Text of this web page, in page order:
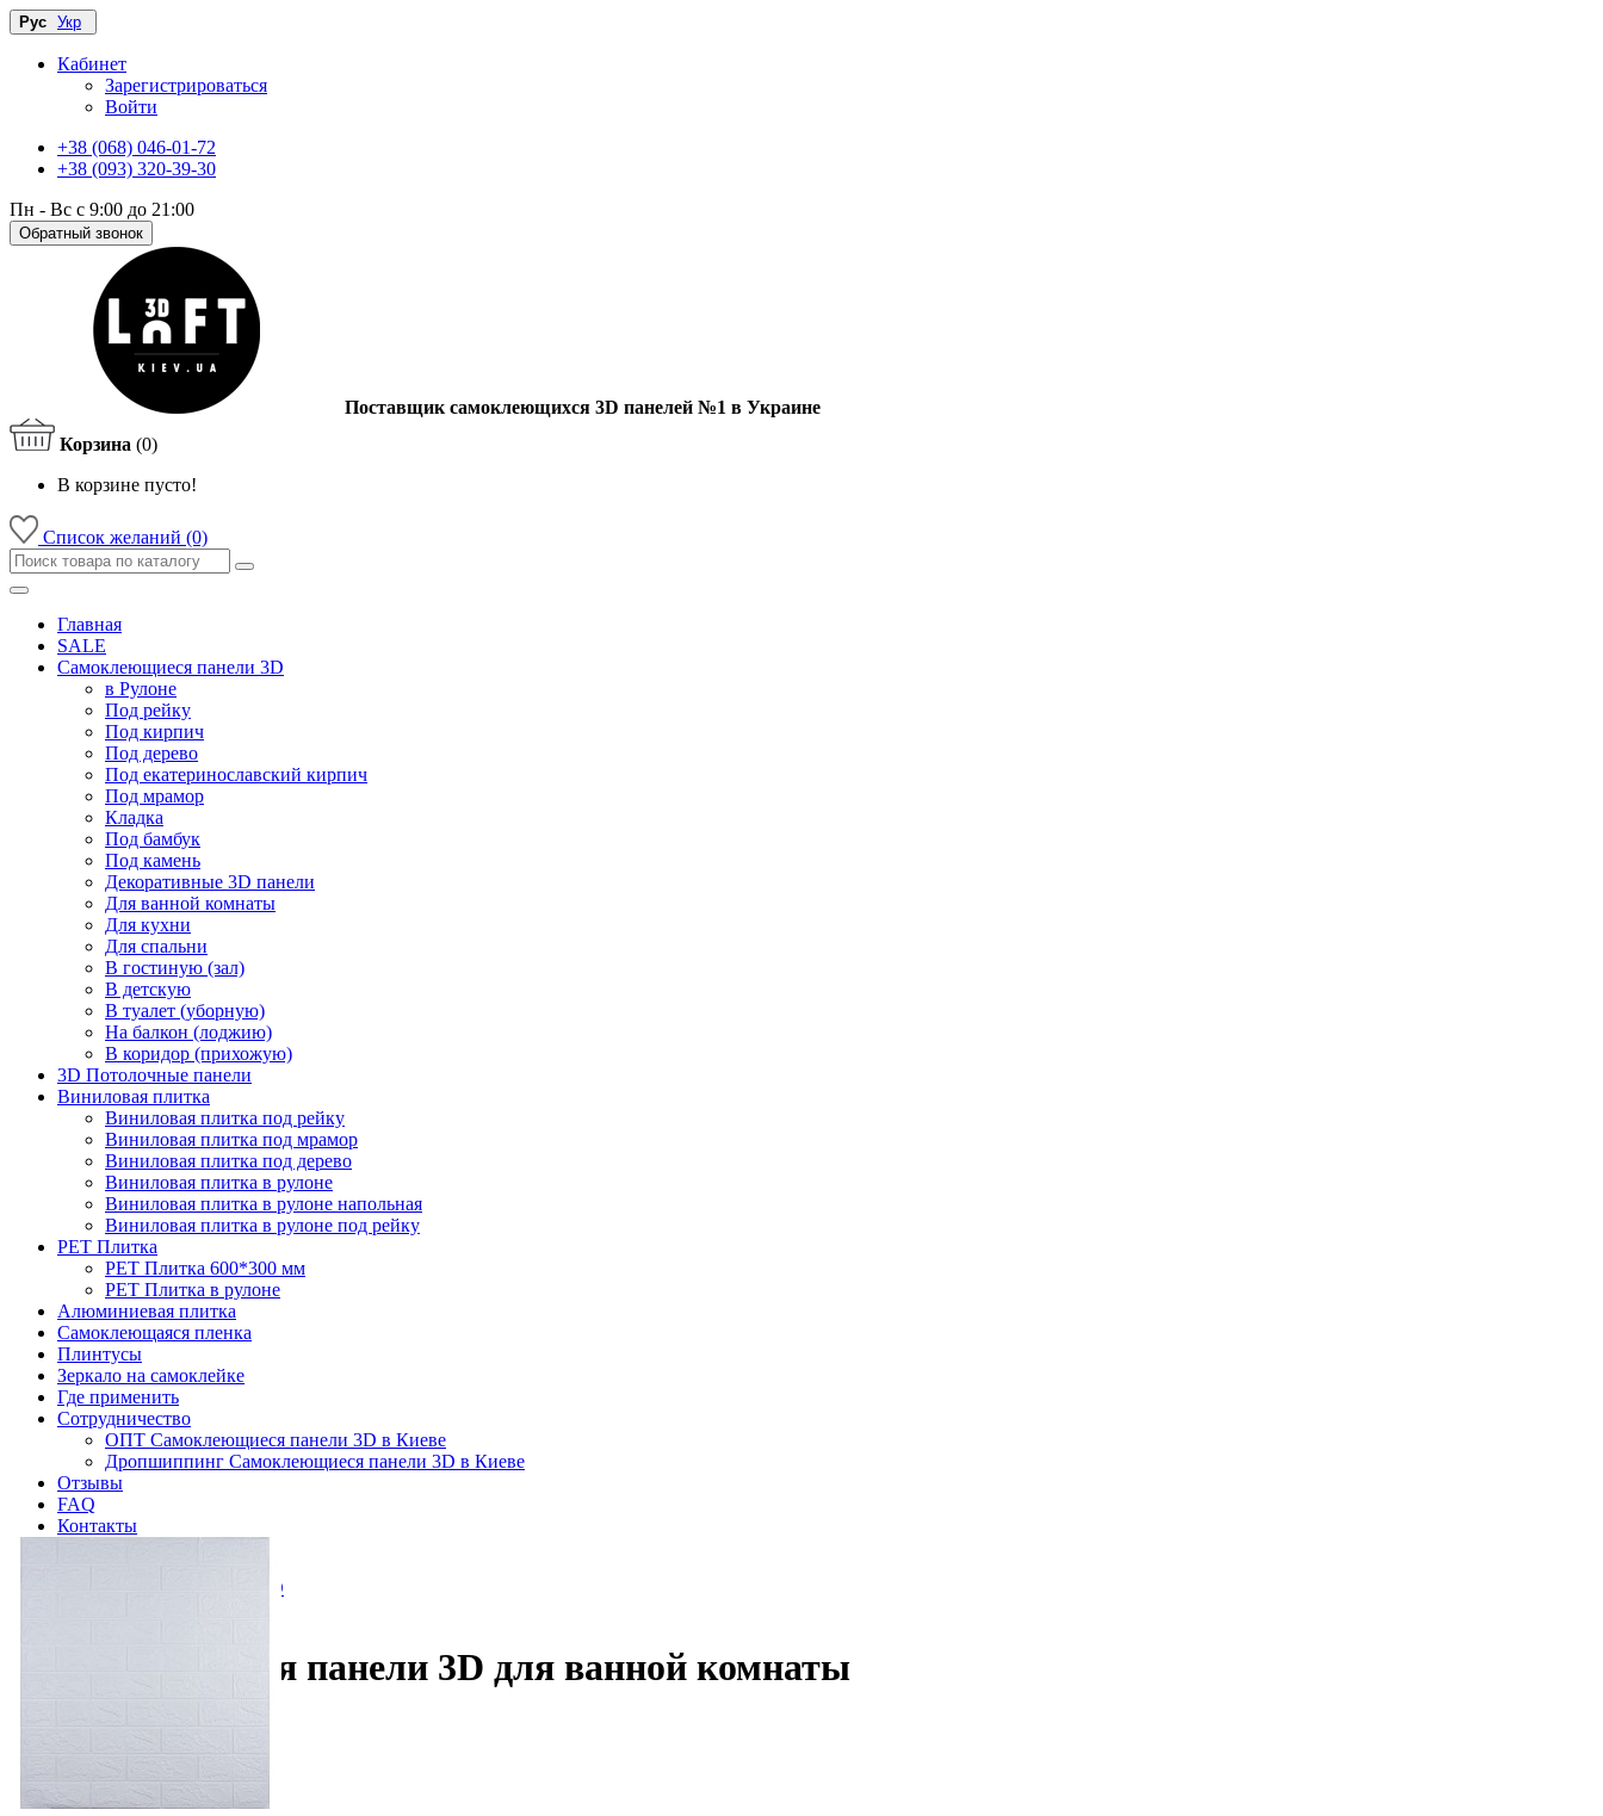
Рус Укр
Кабинет
Зарегистрироваться
Войти
+38 (068) 046-01-72
+38 (093) 320-39-30
Пн - Вс с 9:00 до 21:00
Обратный звонок
Поставщик самоклеющихся 3D панелей №1 в Украине
Корзина (0)
В корзине пусто!
Список желаний (0)
Главная
SALE
Самоклеющиеся панели 3D
в Рулоне
Под рейку
Под кирпич
Под дерево
Под екатеринославский кирпич
Под мрамор
Кладка
Под бамбук
Под камень
Декоративные 3D панели
Для ванной комнаты
Для кухни
Для спальни
В гостиную (зал)
В детскую
В туалет (уборную)
На балкон (лоджию)
В коридор (прихожую)
3D Потолочные панели
Виниловая плитка
Виниловая плитка под рейку
Виниловая плитка под мрамор
Виниловая плитка под дерево
Виниловая плитка в рулоне
Виниловая плитка в рулоне напольная
Виниловая плитка в рулоне под рейку
PET Плитка
PET Плитка 600*300 мм
PET Плитка в рулоне
Алюминиевая плитка
Самоклеющаяся пленка
Плинтусы
Зеркало на самоклейке
Где применить
Сотрудничество
ОПТ Самоклеющиеся панели 3D в Киеве
Дропшиппинг Самоклеющиеся панели 3D в Киеве
Отзывы
FAQ
Контакты
Самоклеющиеся панели 3D
Самоклеющиеся панели 3D для ванной комнаты